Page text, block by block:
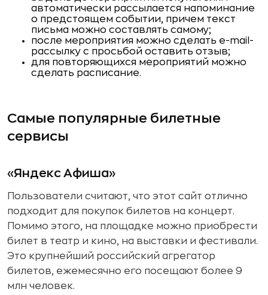
автоматически рассылается напоминание
о предстоящем событии, причем текст
письма можно составлять самому;
после мероприятия можно сделать e-mail-
рассылку с просьбой оставить отзыв;
для повторяющихся мероприятий можно
сделать расписание.
Самые популярные билетные
сервисы
«Яндекс Афиша»
Пользователи считают, что этот сайт отлично
подходит для покупок билетов на концерт.
Помимо этого, на площадке можно приобрести
билет в театр и кино, на выставки и фестивали.
Это крупнейший российский агрегатор
билетов, ежемесячно его посещают более 9
млн человек.